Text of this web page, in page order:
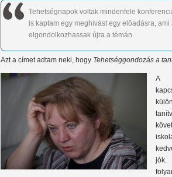
Tehetségnapok voltak mindenfele
is kaptam egy meghívást egy előadásra,
elgondolkozhassak újra a témán.
Azt a címet adtam neki, hogy Tehetséggondozás a
A
jók.